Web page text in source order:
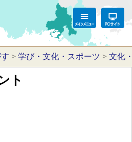
> 学び・文化・スポーツ > 文化
ト